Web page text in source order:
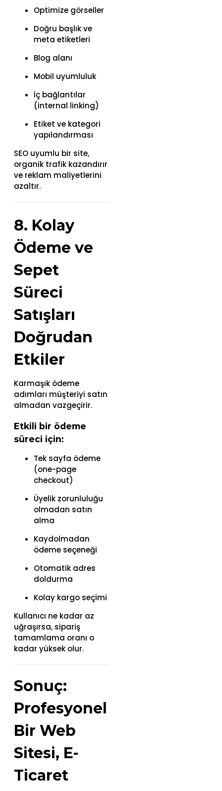
Optimize görseller
Doğru başlık ve
meta etiketleri
Blog alanı
Mobil uyumluluk
İç bağlantılar
(internal linking)
Etiket ve kategori
yapılandırması
SEO uyumlu bir site,
organik trafik kazandırır
ve reklam maliyetlerini
azaltır.
8. Kolay
Ödeme ve
Sepet
Süreci
Satışları
Doğrudan
Etkiler
Karmaşık ödeme
adımları müşteriyi satın
almadan vazgeçirir.
Etkili bir ödeme
süreci için:
Tek sayfa ödeme
(one-page
checkout)
Üyelik zorunluluğu
olmadan satın
alma
Kaydolmadan
ödeme seçeneği
Otomatik adres
doldurma
Kolay kargo seçimi
Kullanıcı ne kadar az
uğraşırsa, sipariş
tamamlama oranı o
kadar yüksek olur.
Sonuç:
Profesyonel
Bir Web
Sitesi, E-
Ticaret